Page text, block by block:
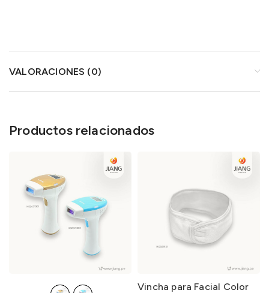
VALORACIONES (0)
Productos relacionados
Vincha para Facial Color